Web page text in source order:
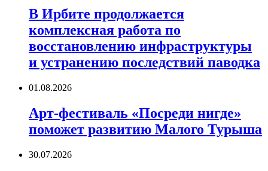
В Ирбите продолжается
комплексная работа по
восстановлению инфраструктуры
и устранению последствий паводка
01.08.2026
Арт-фестиваль «Посреди нигде»
поможет развитию Малого Турыша
30.07.2026